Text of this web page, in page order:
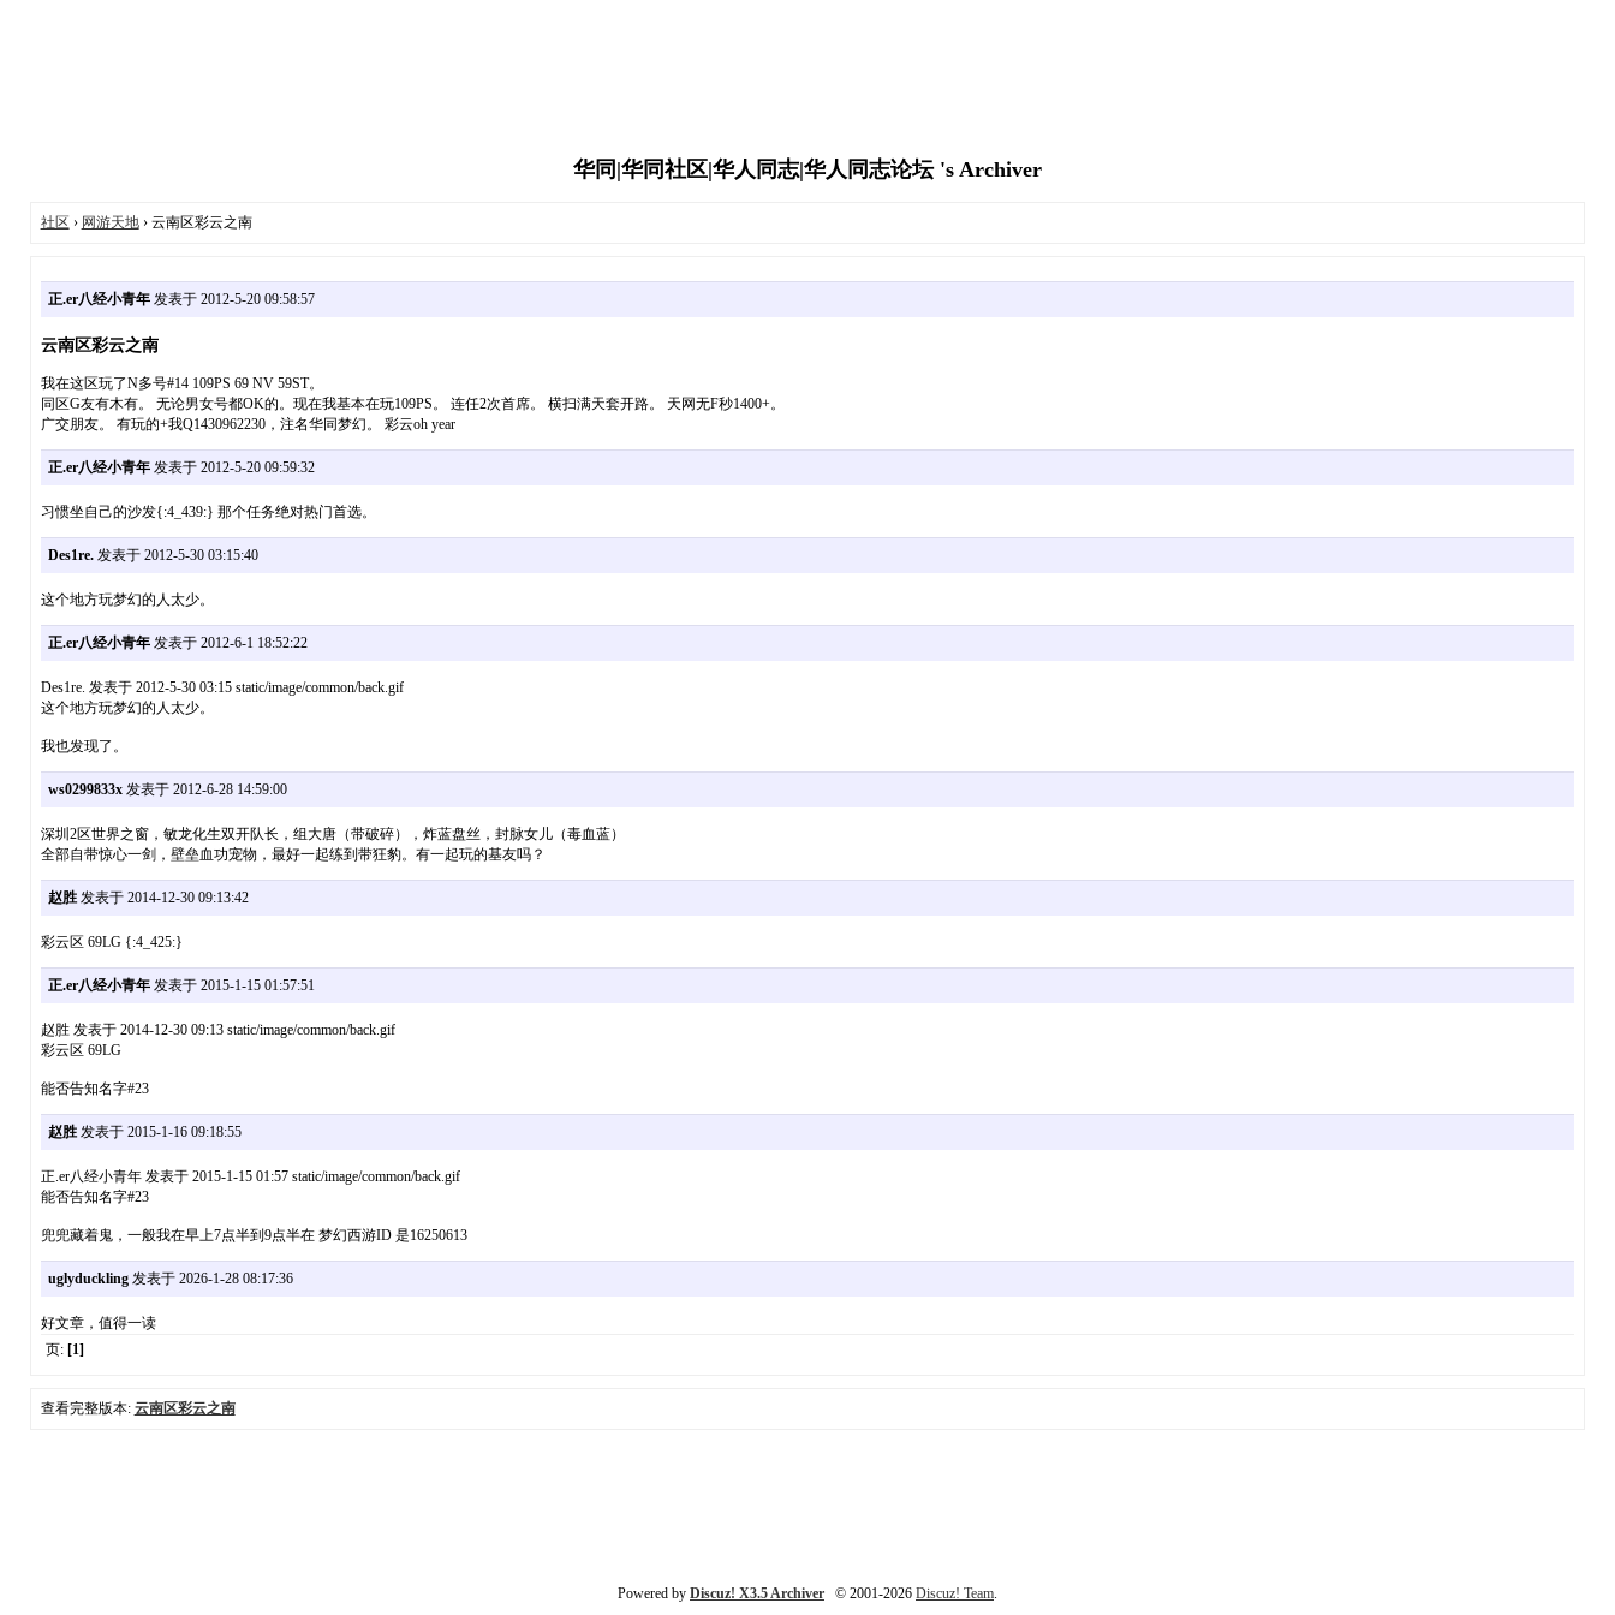
华同|华同社区|华人同志|华人同志论坛 's Archiver
社区› 网游天地› 云南区彩云之南
正.er八经小青年发表于 2012-5-20 09:58:57
云南区彩云之南
我在这区玩了N多号#14 109PS 69 NV 59ST。
同区G友有木有。 无论男女号都OK的。现在我基本在玩109PS。 连任2次首席。 横扫满天套开路。 天网无F秒1400+。
广交朋友。 有玩的+我Q1430962230，注名华同梦幻。 彩云oh year
正.er八经小青年发表于 2012-5-20 09:59:32
习惯坐自己的沙发{:4_439:} 那个任务绝对热门首选。
Des1re.发表于 2012-5-30 03:15:40
这个地方玩梦幻的人太少。
正.er八经小青年发表于 2012-6-1 18:52:22
Des1re. 发表于 2012-5-30 03:15 static/image/common/back.gif
这个地方玩梦幻的人太少。
我也发现了。
ws0299833x发表于 2012-6-28 14:59:00
深圳2区世界之窗，敏龙化生双开队长，组大唐（带破碎），炸蓝盘丝，封脉女儿（毒血蓝）
全部自带惊心一剑，壁垒血功宠物，最好一起练到带狂豹。有一起玩的基友吗？
赵胜发表于 2014-12-30 09:13:42
彩云区 69LG {:4_425:}
正.er八经小青年发表于 2015-1-15 01:57:51
赵胜 发表于 2014-12-30 09:13 static/image/common/back.gif
彩云区 69LG
能否告知名字#23
赵胜发表于 2015-1-16 09:18:55
正.er八经小青年 发表于 2015-1-15 01:57 static/image/common/back.gif
能否告知名字#23
兜兜藏着鬼，一般我在早上7点半到9点半在 梦幻西游ID 是16250613
uglyduckling发表于 2026-1-28 08:17:36
好文章，值得一读
页: [1]
查看完整版本: 云南区彩云之南
Powered by Discuz! X3.5 Archiver © 2001-2026 Discuz! Team.